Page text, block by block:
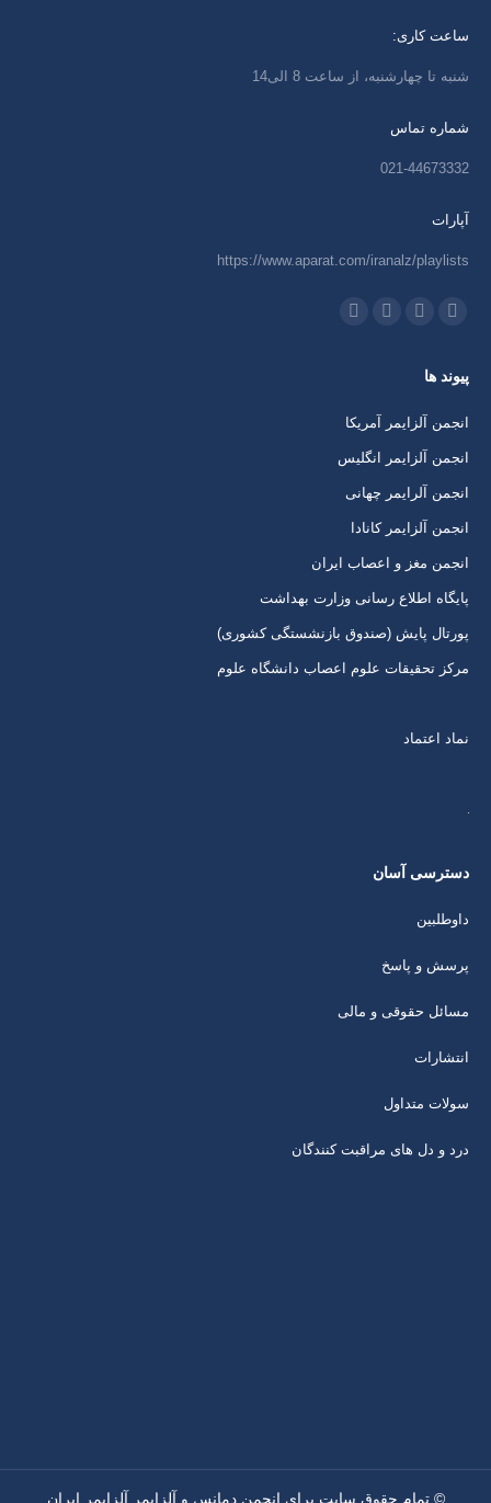
ساعت کاری:
شنبه تا چهارشنبه، از ساعت 8 الی14
شماره تماس
021-44673332
آپارات
https://www.aparat.com/iranalz/playlists
ما را دنبال کنید در:
کردن
پنجره
جدید
پنجره
جدید
پنجره
جدید
پنجره
جدید
پیوند ها
انجمن آلزایمر آمریکا
انجمن آلزایمر انگلیس
انجمن آلرایمر چهانی
انجمن آلزایمر کانادا
انجمن مغز و اعصاب ایران
پایگاه اطلاع رسانی وزارت بهداشت
پورتال پایش (صندوق بازنشستگی کشوری)
مرکز تحقیقات علوم اعصاب دانشگاه علوم
نماد اعتماد
دسترسی آسان
داوطلبین
پرسش و پاسخ
مسائل حقوقی و مالی
انتشارات
سولات متداول
درد و دل های مراقبت کنندگان
© تمام حقوق سایت برای انجمن دمانس و آلزایمر آلزایمر ایران